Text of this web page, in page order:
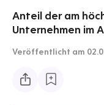
Anteil der am
Unternehmen im
Veröffentlicht am